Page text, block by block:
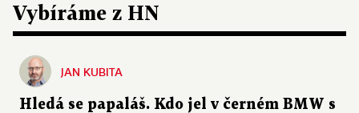
Vybíráme z HN
JAN KUBITA
Hledá se papaláš. Kdo jel v černém BMW s